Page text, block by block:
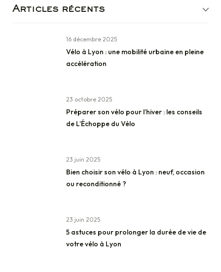
Articles récents
16 décembre 2025
Vélo à Lyon : une mobilité urbaine en pleine
accélération
23 octobre 2025
Préparer son vélo pour l’hiver : les conseils
de L’Échoppe du Vélo
23 juin 2025
Bien choisir son vélo à Lyon : neuf, occasion
ou reconditionné ?
23 juin 2025
5 astuces pour prolonger la durée de vie de
votre vélo à Lyon